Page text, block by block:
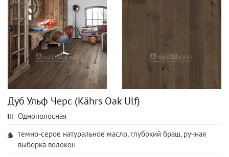
Дуб Ульф Черс (Kährs Oak Ulf)
Однополосная
темно-серое натуральное масло, глубокий браш, ручная
выборка волокон